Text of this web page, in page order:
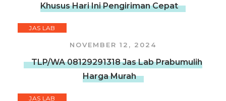
Khusus Hari Ini Pengiriman Cepat
JAS LAB
NOVEMBER 12, 2024
TLP/WA 08129291318 Jas Lab Prabumulih
Harga Murah
JAS LAB